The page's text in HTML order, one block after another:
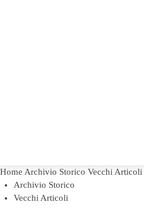
Home Archivio Storico Vecchi Articoli
Archivio Storico
Vecchi Articoli